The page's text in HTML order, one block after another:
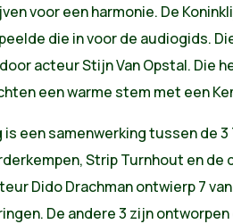
voor een harmonie. De
die in voor de audiogids.
acteur Stijn Van Opstal. Die
een warme stem met een
is een samenwerking tussen de
Strip Turnhout en de
Dido Drachman ontwierp 7 van
De andere 3 zijn